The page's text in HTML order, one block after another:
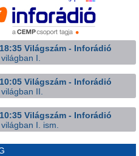
Világszám - Inforádió
I.
Világszám - Inforádió
II.
Világszám - Inforádió
I. ism.